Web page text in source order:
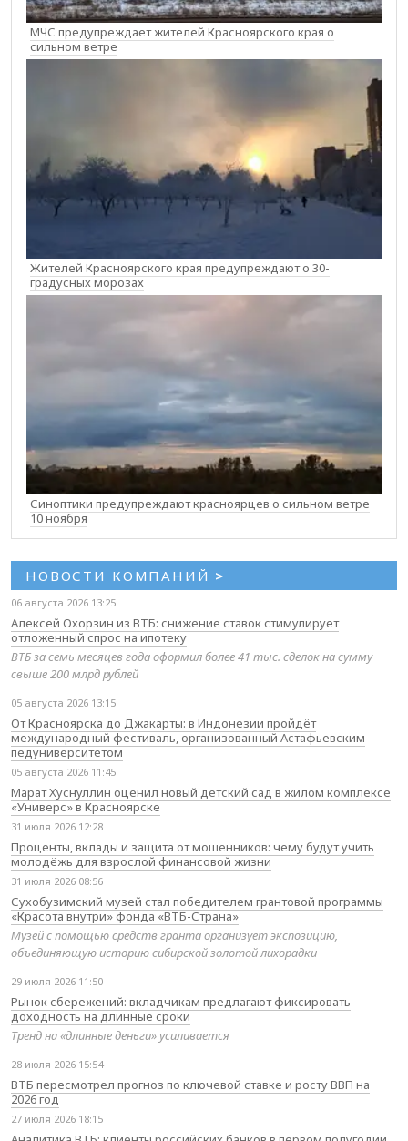
МЧС предупреждает жителей Красноярского края о
сильном ветре
Жителей Красноярского края предупреждают о 30-
градусных морозах
Синоптики предупреждают красноярцев о сильном ветре
10 ноября
НОВОСТИ КОМПАНИЙ >
06 августа 2026 13:25
Алексей Охорзин из ВТБ: снижение ставок стимулирует
отложенный спрос на ипотеку
ВТБ за семь месяцев года оформил более 41 тыс. сделок на сумму
свыше 200 млрд рублей
05 августа 2026 13:15
От Красноярска до Джакарты: в Индонезии пройдёт
международный фестиваль, организованный Астафьевским
педуниверситетом
05 августа 2026 11:45
Марат Хуснуллин оценил новый детский сад в жилом комплексе
«Универс» в Красноярске
31 июля 2026 12:28
Проценты, вклады и защита от мошенников: чему будут учить
молодёжь для взрослой финансовой жизни
31 июля 2026 08:56
Сухобузимский музей стал победителем грантовой программы
«Красота внутри» фонда «ВТБ-Страна»
Музей с помощью средств гранта организует экспозицию,
объединяющую историю сибирской золотой лихорадки
29 июля 2026 11:50
Рынок сбережений: вкладчикам предлагают фиксировать
доходность на длинные сроки
Тренд на «длинные деньги» усиливается
28 июля 2026 15:54
ВТБ пересмотрел прогноз по ключевой ставке и росту ВВП на
2026 год
27 июля 2026 18:15